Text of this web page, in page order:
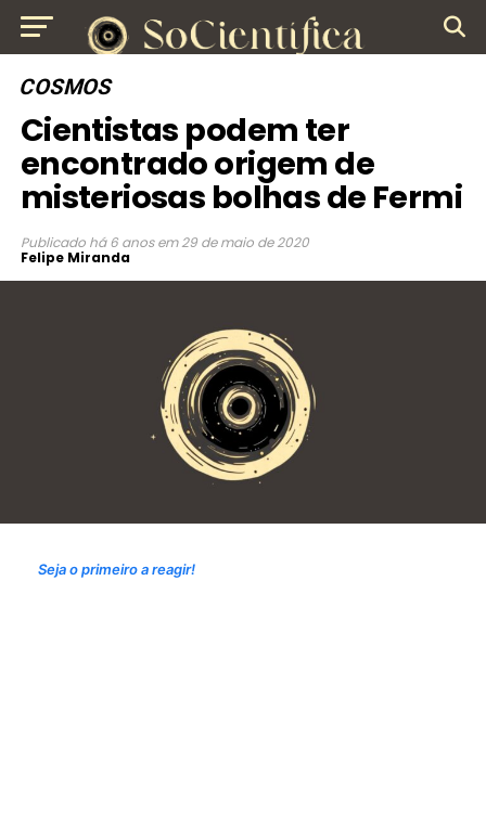
COSMOS
Cientistas podem ter
encontrado origem de
misteriosas bolhas de Fermi
Publicado há 6 anos em 29 de maio de 2020
Felipe Miranda
Seja o primeiro a reagir!